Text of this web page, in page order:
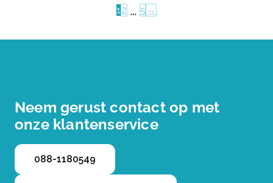
12 … 5 →
Neem gerust contact op met
onze klantenservice
088-1180549